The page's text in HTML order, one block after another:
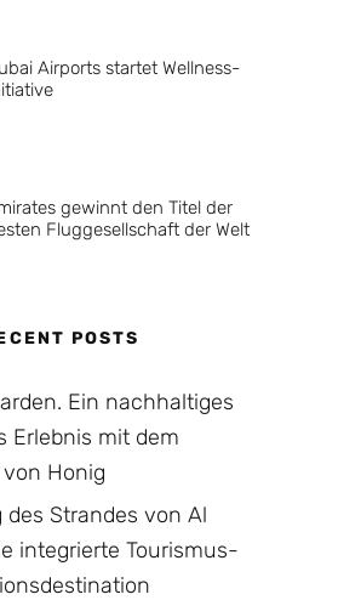
Airports startet Wellness-
gewinnt den Titel der
Fluggesellschaft der Welt
POSTS
Ein nachhaltiges
Erlebnis mit dem
Honig
Strandes von Al
integrierte Tourismus-